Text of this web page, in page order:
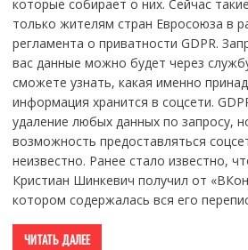
которые собирает о них. Сейчас
только жителям стран Евросоюза в
регламента о приватности GDPR.
вас данные можно будет через
сможете узнать, какая именно
информация хранится в соцсети.
удаление любых данных по запросу,
возможность предоставляться
неизвестно. Ранее стало известно,
Кристиан Шинкевич получил от
котором содержалась вся его
ЧИТАТЬ ДАЛЕЕ